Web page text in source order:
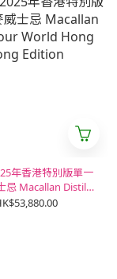
年香港特別版單一
忌 Macallan Distil
Hong Kong